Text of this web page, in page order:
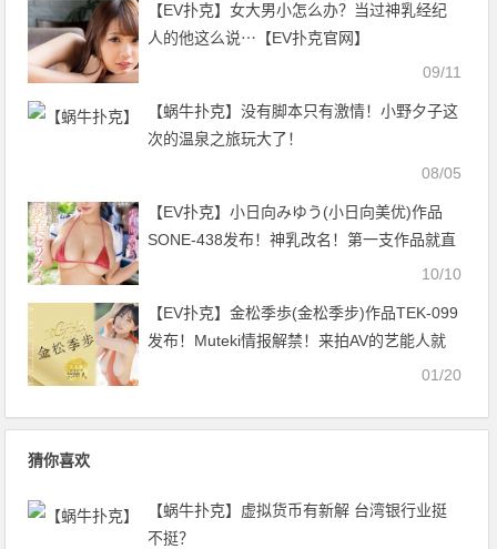
【EV扑克】女大男小怎么办？当过神乳经纪
人的他这么说⋯【EV扑克官网】
09/11
【蜗牛扑克】没有脚本只有激情！小野夕子这
次的温泉之旅玩大了！
08/05
【EV扑克】小日向みゆう(小日向美优)作品
SONE-438发布！神乳改名！第一支作品就直
10/10
【EV扑克】金松季歩(金松季步)作品TEK-099
发布！Muteki情报解禁！来拍AV的艺能人就
01/20
猜你喜欢
【蜗牛扑克】虚拟货币有新解 台湾银行业挺
不挺？